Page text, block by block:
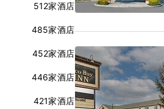
512家酒店
485家酒店
452家酒店
446家酒店
421家酒店